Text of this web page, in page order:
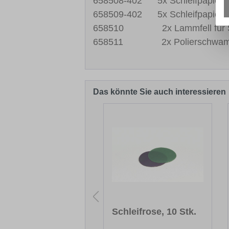
658509-402 5x Schleifpapier K
658510 2x Lammfell für
658511 2x Polierschwamm
Das könnte Sie auch interessieren
Schleifrose, 10 Stk.